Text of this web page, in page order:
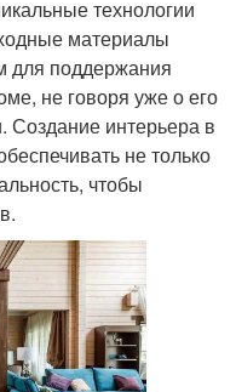
технологии
материалы
для поддержания
не говоря уже о его
Создание интерьера в
не только
чтобы